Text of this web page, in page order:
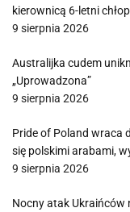
kierownicą 6-letni
9 sierpnia 2026
Australijka cudem
„Uprowadzona”
9 sierpnia 2026
Pride of Poland wraca
się polskimi arabami,
9 sierpnia 2026
Nocny atak Ukraińców